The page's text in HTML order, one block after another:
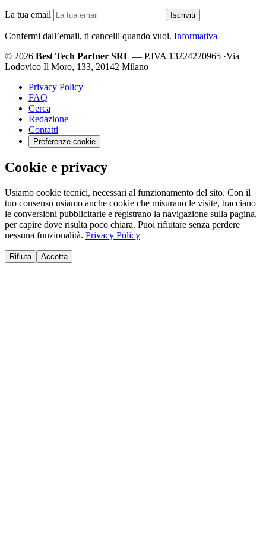
La tua email Iscriviti
Confermi dall’email, ti cancelli quando vuoi. Informativa
© 2026 Best Tech Partner SRL — P.IVA 13224220965 ·Via
Lodovico Il Moro, 133, 20142 Milano
Privacy Policy
FAQ
Cerca
Redazione
Contatti
Preferenze cookie
Cookie e privacy
Usiamo cookie tecnici, necessari al funzionamento del sito. Con il
tuo consenso usiamo anche cookie che misurano le visite, tracciano
le conversioni pubblicitarie e registrano la navigazione sulla pagina,
per capire dove risulta poco chiara. Puoi rifiutare senza perdere
nessuna funzionalità. Privacy Policy
Rifiuta Accetta